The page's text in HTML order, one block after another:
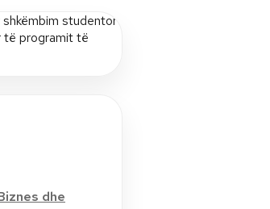
dhe